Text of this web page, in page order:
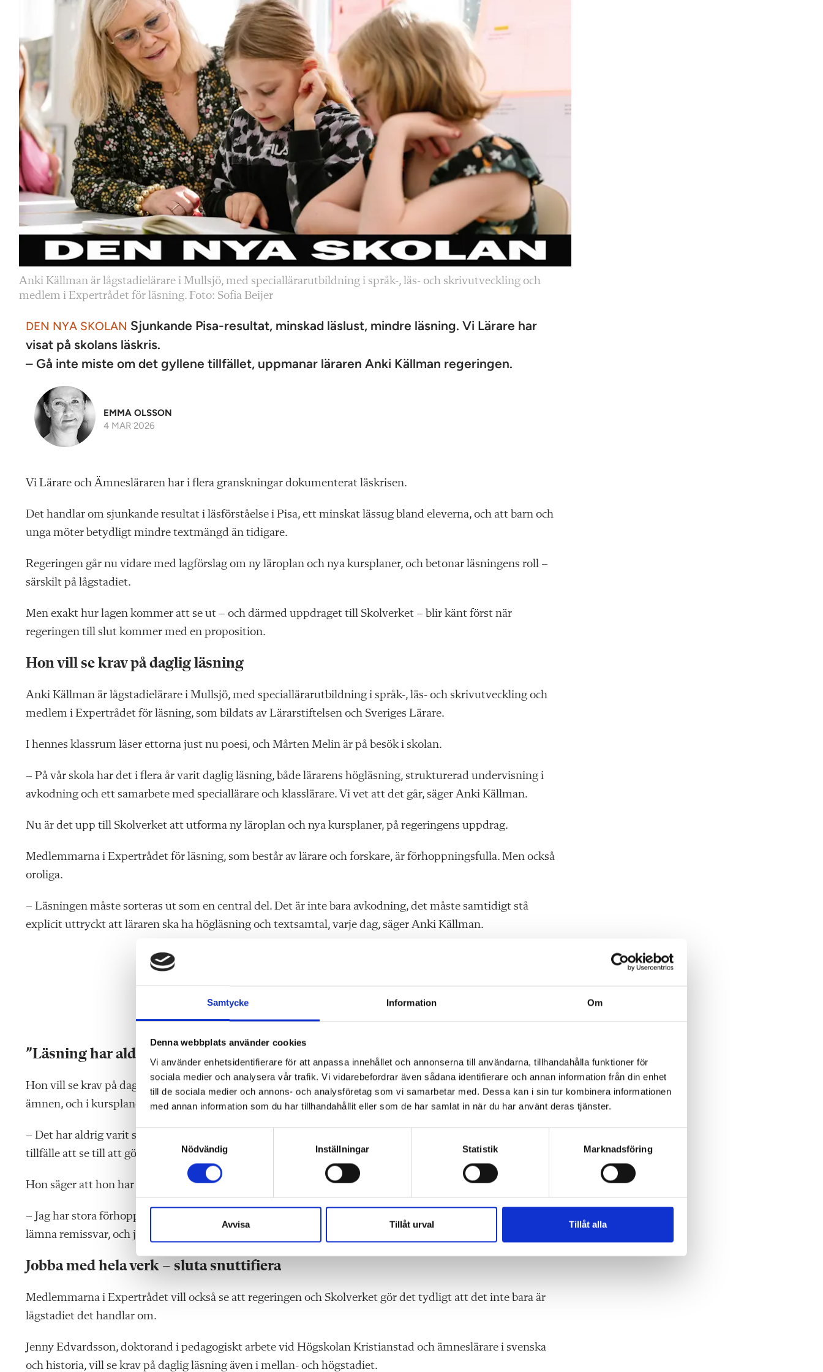
Samtycke Information Om
Denna webbplats använder cookies
Vi använder enhetsidentifierare för att anpassa innehållet och annonserna till användarna, tillhandahålla funktioner för
sociala medier och analysera vår trafik. Vi vidarebefordrar även sådana identifierare och annan information från din enhet
till de sociala medier och annons- och analysföretag som vi samarbetar med. Dessa kan i sin tur kombinera informationen
med annan information som du har tillhandahållit eller som de har samlat in när du har använt deras tjänster.
S
k
s
v
l
Nödvändig Inställningar Statistik Marknadsföring
Avvisa Tillåt urval Tillåt alla
Anki Källman är lågstadie­lärare i Mullsjö, med speciallärarutbildning i språk-, läs- och skrivutveckling och
medlem i Expertrådet för läsning. Foto: Sofia Beijer
DEN NYA SKOLAN Sjunkande Pisa-resultat, minskad läslust, mindre läsning. Vi Lärare har
visat på skolans läskris.
– Gå inte miste om det gyllene tillfället, uppmanar läraren Anki Källman regeringen.
EMMA OLSSON
4 MAR 2026
Vi Lärare och Ämnesläraren har i flera granskningar dokumenterat läskrisen.
Det handlar om sjunkande resultat i läsförståelse i Pisa, ett minskat lässug bland eleverna, och att barn och
unga möter betydligt mindre textmängd än tidigare.
Regeringen går nu vidare med lagförslag om ny läroplan och nya kursplaner, och betonar läsningens roll –
särskilt på lågstadiet.
Men exakt hur lagen kommer att se ut – och därmed uppdraget till Skolverket – blir känt först när
regeringen till slut kommer med en proposition.
Hon vill se krav på daglig läsning
Anki Källman är lågstadielärare i Mullsjö, med speciallärarutbildning i språk-, läs- och skrivutveckling och
medlem i Expertrådet för läsning, som bildats av Lärarstiftelsen och Sveriges Lärare.
I hennes klassrum läser ettorna just nu poesi, och Mårten Melin är på besök i skolan.
– På vår skola har det i flera år varit daglig läsning, både lärarens högläsning, strukturerad undervisning i
avkodning och ett samarbete med speciallärare och klasslärare. Vi vet att det går, säger Anki Källman.
Nu är det upp till Skolverket att utforma ny läroplan och nya kursplaner, på regeringens uppdrag.
Medlemmarna i Expertrådet för läsning, som består av lärare och forskare, är förhoppningsfulla. Men också
oroliga.
– Läsningen måste sorteras ut som en central del. Det är inte bara avkodning, det måste samtidigt stå
explicit uttryckt att läraren ska ha högläsning och textsamtal, varje dag, säger Anki Källman.
”Läsning har aldrig varit så viktigt som nu”
Hon vill se krav på daglig läsning och textsamtal både i läroplanens centrala delar, de som berör samtliga
ämnen, och i kursplanerna – inte bara för svenska och svenska som andraspråk.
– Det har aldrig varit så viktigt som nu. Läsning är ett kompensatoriskt verktyg och skolan har ett gyllene
tillfälle att se till att göra något åt likvärdigheten på riktigt, säger Anki Källman.
Hon säger att hon har förtroende för att Skolverket tar hand om uppgiften.
– Jag har stora förhoppningar. Samtidigt som det gått snabbt har det varit tillfällen för många instanser att
lämna remissvar, och jag tar för givet att man lyssnar in skolans professioner, säger Anki Källman.
Jobba med hela verk – sluta snuttifiera
Medlemmarna i Expertrådet vill också se att regeringen och Skolverket gör det tydligt att det inte bara är
lågstadiet det handlar om.
Jenny Edvardsson, doktorand i pedagogiskt arbete vid Högskolan Kristianstad och ämneslärare i svenska
och historia, vill se krav på daglig läsning även i mellan- och högstadiet.